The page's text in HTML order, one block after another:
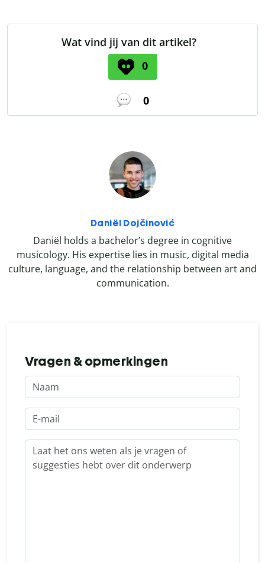
Wat vind jij van dit artikel?
0
0
Daniël Dojčinović
Daniël holds a bachelor’s degree in cognitive
musicology. His expertise lies in music, digital media
culture, language, and the relationship between art and
communication.
Vragen & opmerkingen